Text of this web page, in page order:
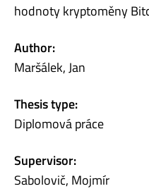
hodnoty kryptoměny
Author:
Maršálek, Jan
Thesis type:
Diplomová práce
Supervisor:
Sabolovič, Mojmír